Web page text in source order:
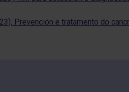
Prevención e tratamento do